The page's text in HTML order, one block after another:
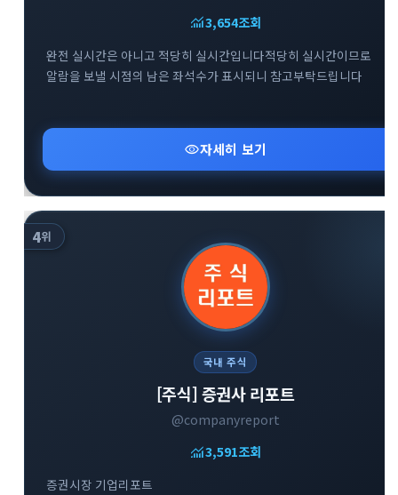
monitoring3,654조회
완전 실시간은 아니고 적당히 실시간입니다적당히 실시간이므로
알람을 보낼 시점의 남은 좌석수가 표시되니 참고부탁드립니다
visibility자세히 보기
4위
국내 주식
[주식] 증권사 리포트
@companyreport
monitoring3,591조회
증권시장 기업리포트